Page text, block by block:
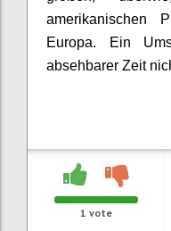
amerikanischen
Europa. Ein
absehbarer Zeit
1 vote